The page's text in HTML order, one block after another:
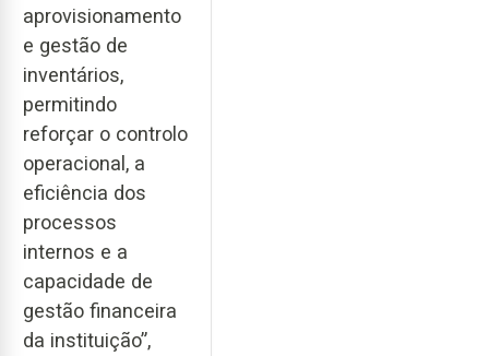
aprovisionamento
e gestão de
inventários,
permitindo
reforçar o controlo
operacional, a
eficiência dos
processos
internos e a
capacidade de
gestão financeira
da instituição”,